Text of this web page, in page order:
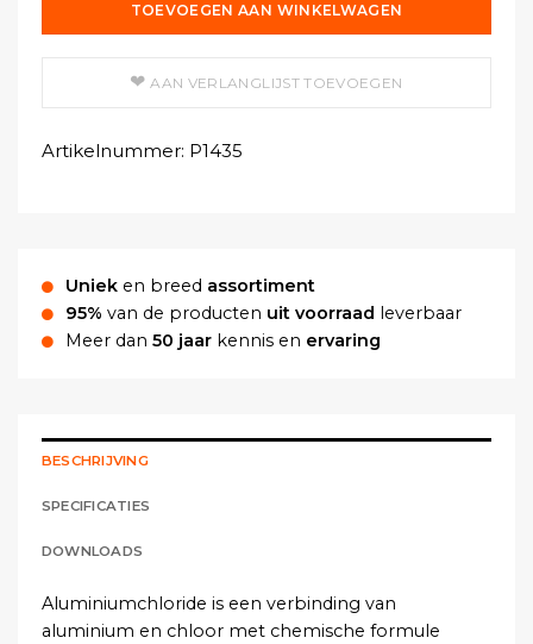
TOEVOEGEN AAN WINKELWAGEN
AAN VERLANGLIJST TOEVOEGEN
Artikelnummer: P1435
Uniek en breed assortiment
95% van de producten uit voorraad leverbaar
Meer dan 50 jaar kennis en ervaring
BESCHRIJVING
SPECIFICATIES
DOWNLOADS
Aluminiumchloride is een verbinding van
aluminium en chloor met chemische formule